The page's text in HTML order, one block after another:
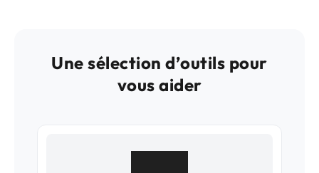
Une sélection d’outils pour
vous aider